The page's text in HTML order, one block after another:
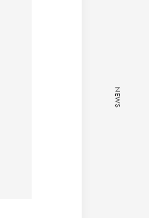
NEWS
NEWS